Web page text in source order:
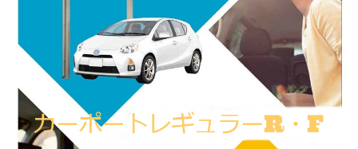
車庫まわり
カーポート（１台用）
カーポートレギュラーR・F
カーポート（２台用）